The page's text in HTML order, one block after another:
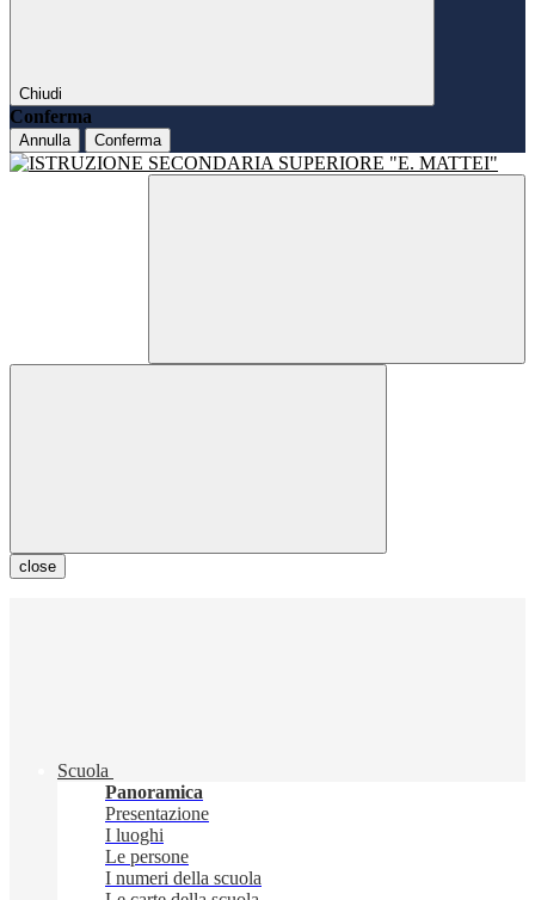
Chiudi
Conferma
Annulla Conferma
close
Scuola
Panoramica
Presentazione
I luoghi
Le persone
I numeri della scuola